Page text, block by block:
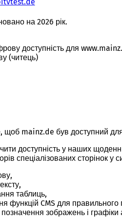
на 2026 рік.
доступність для
(читець)
mainz.de був доступний
доступність у наших
спеціалізованих сторінок
таблиць,
функцій CMS для
зображень і